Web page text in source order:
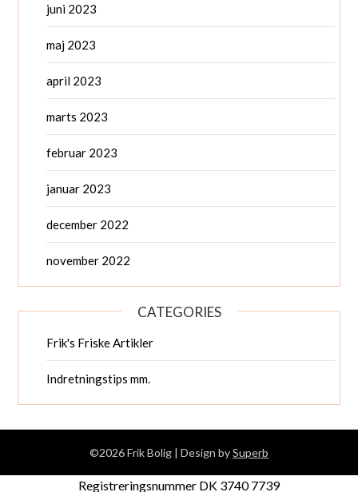
juni 2023
maj 2023
april 2023
marts 2023
februar 2023
januar 2023
december 2022
november 2022
CATEGORIES
Frik's Friske Artikler
Indretningstips mm.
©2026 Frik Bolig | Design bySuperb
Registreringsnummer DK 3740 7739